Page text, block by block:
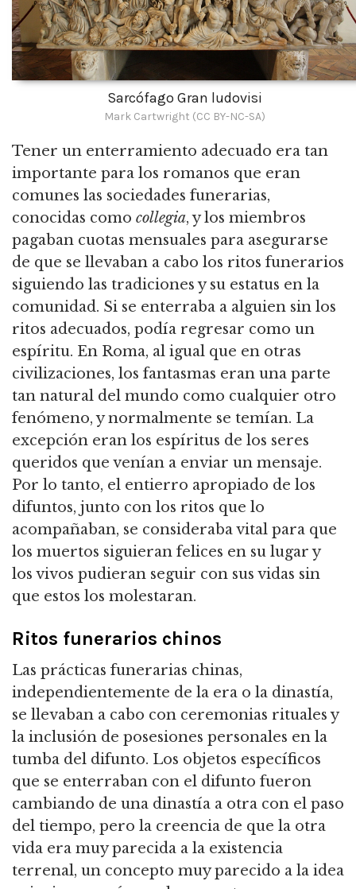
Sarcófago Gran ludovisi
Mark Cartwright (CC BY-NC-SA)
Tener un enterramiento adecuado era tan
importante para los romanos que eran
comunes las sociedades funerarias,
conocidas como collegia, y los miembros
pagaban cuotas mensuales para asegurarse
de que se llevaban a cabo los ritos funerarios
siguiendo las tradiciones y su estatus en la
comunidad. Si se enterraba a alguien sin los
ritos adecuados, podía regresar como un
espíritu. En Roma, al igual que en otras
civilizaciones, los fantasmas eran una parte
tan natural del mundo como cualquier otro
fenómeno, y normalmente se temían. La
excepción eran los espíritus de los seres
queridos que venían a enviar un mensaje.
Por lo tanto, el entierro apropiado de los
difuntos, junto con los ritos que lo
acompañaban, se consideraba vital para que
los muertos siguieran felices en su lugar y
los vivos pudieran seguir con sus vidas sin
que estos los molestaran.
Ritos funerarios chinos
Las prácticas funerarias chinas,
independientemente de la era o la dinastía,
se llevaban a cabo con ceremonias rituales y
la inclusión de posesiones personales en la
tumba del difunto. Los objetos específicos
que se enterraban con el difunto fueron
cambiando de una dinastía a otra con el paso
del tiempo, pero la creencia de que la otra
vida era muy parecida a la existencia
terrenal, un concepto muy parecido a la idea